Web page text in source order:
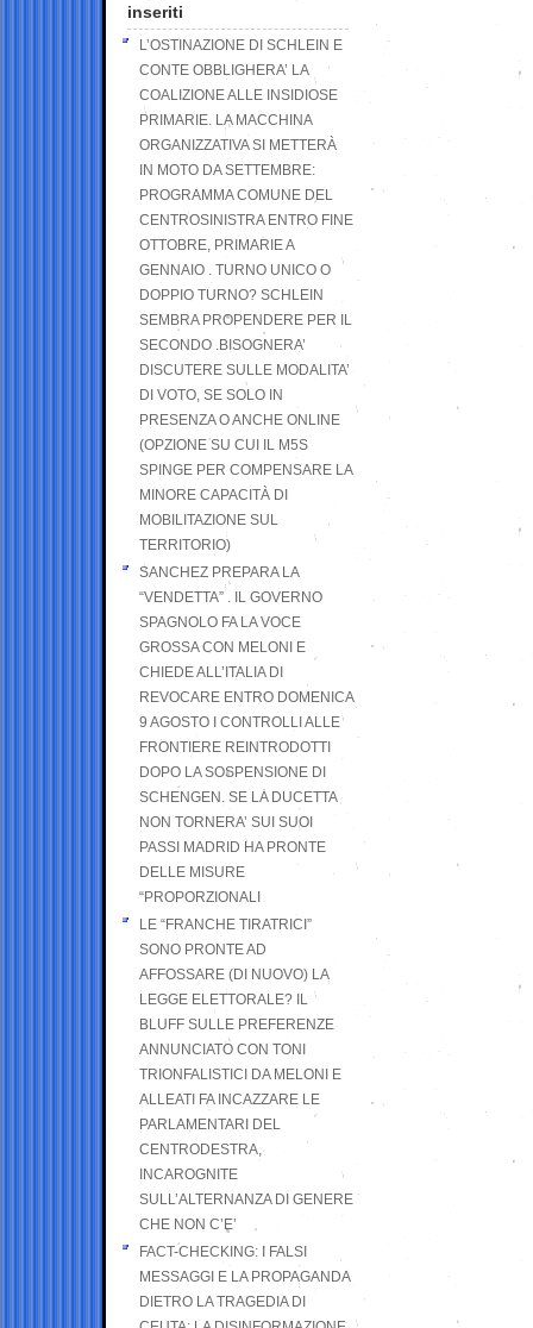
inseriti
L’OSTINAZIONE DI SCHLEIN E
CONTE OBBLIGHERA’ LA
COALIZIONE ALLE INSIDIOSE
PRIMARIE. LA MACCHINA
ORGANIZZATIVA SI METTERÀ
IN MOTO DA SETTEMBRE:
PROGRAMMA COMUNE DEL
CENTROSINISTRA ENTRO FINE
OTTOBRE, PRIMARIE A
GENNAIO . TURNO UNICO O
DOPPIO TURNO? SCHLEIN
SEMBRA PROPENDERE PER IL
SECONDO .BISOGNERA’
DISCUTERE SULLE MODALITA’
DI VOTO, SE SOLO IN
PRESENZA O ANCHE ONLINE
(OPZIONE SU CUI IL M5S
SPINGE PER COMPENSARE LA
MINORE CAPACITÀ DI
MOBILITAZIONE SUL
TERRITORIO)
SANCHEZ PREPARA LA
“VENDETTA” . IL GOVERNO
SPAGNOLO FA LA VOCE
GROSSA CON MELONI E
CHIEDE ALL’ITALIA DI
REVOCARE ENTRO DOMENICA
9 AGOSTO I CONTROLLI ALLE
FRONTIERE REINTRODOTTI
DOPO LA SOSPENSIONE DI
SCHENGEN. SE LA DUCETTA
NON TORNERA’ SUI SUOI
PASSI MADRID HA PRONTE
DELLE MISURE
“PROPORZIONALI
LE “FRANCHE TIRATRICI”
SONO PRONTE AD
AFFOSSARE (DI NUOVO) LA
LEGGE ELETTORALE? IL
BLUFF SULLE PREFERENZE
ANNUNCIATO CON TONI
TRIONFALISTICI DA MELONI E
ALLEATI FA INCAZZARE LE
PARLAMENTARI DEL
CENTRODESTRA,
INCAROGNITE
SULL’ALTERNANZA DI GENERE
CHE NON C’E’
FACT-CHECKING: I FALSI
MESSAGGI E LA PROPAGANDA
DIETRO LA TRAGEDIA DI